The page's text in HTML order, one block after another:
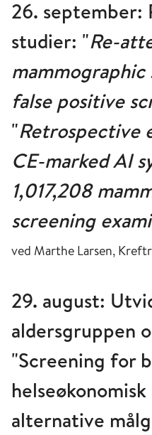
26. september:
studier: "Re-
false positive
"Retrospective
CE-marked AI
1,017,208
screening
ved Marthe Larsen,
29. august:
aldersgruppen
"Screening for
helseøkonomisk
alternative